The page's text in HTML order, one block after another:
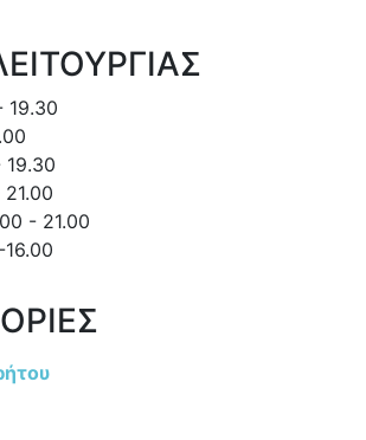
19.30
19.30
- 21.00